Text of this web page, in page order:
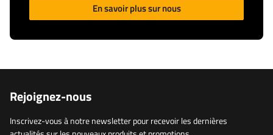
En savoir plus sur nous
Rejoignez-nous
Inscrivez-vous à notre newsletter pour recevoir les dernières